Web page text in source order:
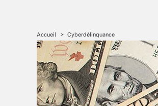
Accueil Cyberdélinquance